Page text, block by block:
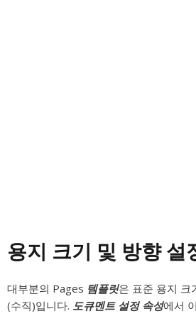
용지 크기 및 방향 설
대부분의 Pages 템플릿은 표준 용지 크
(수직)입니다. 도큐멘트 설정 속성에서